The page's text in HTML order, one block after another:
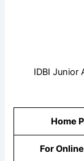
IDBI Junior
Home
For